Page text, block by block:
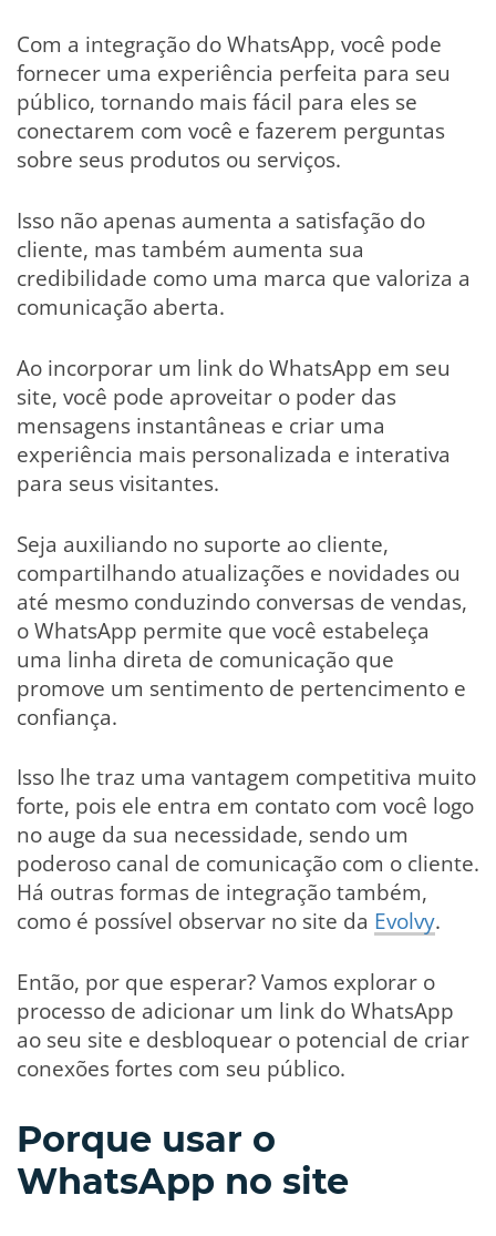
Com a integração do WhatsApp, você pode
fornecer uma experiência perfeita para seu
público, tornando mais fácil para eles se
conectarem com você e fazerem perguntas
sobre seus produtos ou serviços.
Isso não apenas aumenta a satisfação do
cliente, mas também aumenta sua
credibilidade como uma marca que valoriza a
comunicação aberta.
Ao incorporar um link do WhatsApp em seu
site, você pode aproveitar o poder das
mensagens instantâneas e criar uma
experiência mais personalizada e interativa
para seus visitantes.
Seja auxiliando no suporte ao cliente,
compartilhando atualizações e novidades ou
até mesmo conduzindo conversas de vendas,
o WhatsApp permite que você estabeleça
uma linha direta de comunicação que
promove um sentimento de pertencimento e
confiança.
Isso lhe traz uma vantagem competitiva muito
forte, pois ele entra em contato com você logo
no auge da sua necessidade, sendo um
poderoso canal de comunicação com o cliente.
Há outras formas de integração também,
como é possível observar no site da Evolvy.
Então, por que esperar? Vamos explorar o
processo de adicionar um link do WhatsApp
ao seu site e desbloquear o potencial de criar
conexões fortes com seu público.
Porque usar o
WhatsApp no site